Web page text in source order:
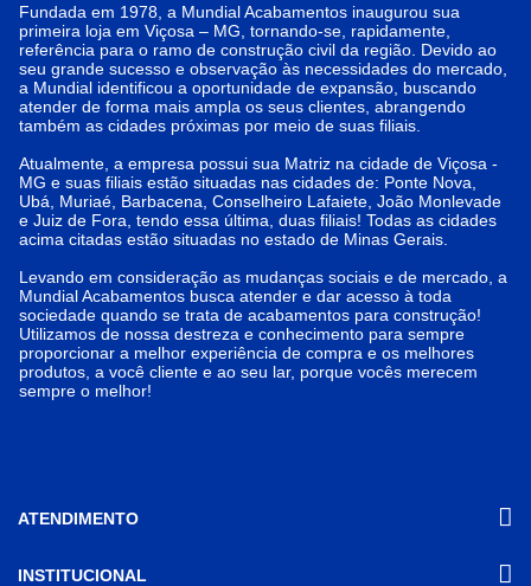
Fundada em 1978, a Mundial Acabamentos inaugurou sua
primeira loja em Viçosa – MG, tornando-se, rapidamente,
referência para o ramo de construção civil da região. Devido ao
seu grande sucesso e observação às necessidades do mercado,
a Mundial identificou a oportunidade de expansão, buscando
atender de forma mais ampla os seus clientes, abrangendo
também as cidades próximas por meio de suas filiais.
Atualmente, a empresa possui sua Matriz na cidade de Viçosa -
MG e suas filiais estão situadas nas cidades de: Ponte Nova,
Ubá, Muriaé, Barbacena, Conselheiro Lafaiete, João Monlevade
e Juiz de Fora, tendo essa última, duas filiais! Todas as cidades
acima citadas estão situadas no estado de Minas Gerais.
Levando em consideração as mudanças sociais e de mercado, a
Mundial Acabamentos busca atender e dar acesso à toda
sociedade quando se trata de acabamentos para construção!
Utilizamos de nossa destreza e conhecimento para sempre
proporcionar a melhor experiência de compra e os melhores
produtos, a você cliente e ao seu lar, porque vocês merecem
sempre o melhor!
ATENDIMENTO
INSTITUCIONAL